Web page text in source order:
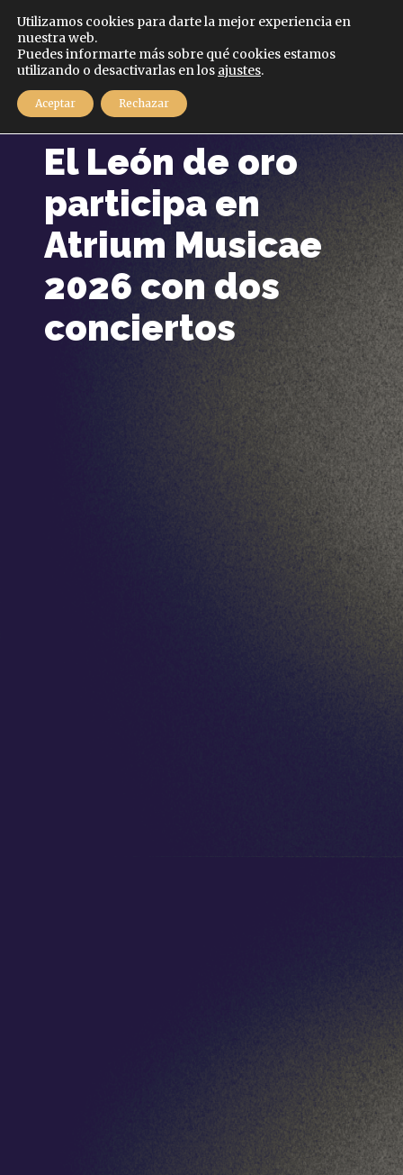
MENÚ
El León de oro
participa en
Atrium Musicae
2026 con dos
conciertos
Español
Utilizamos cookies para darte la mejor experiencia en
nuestra web.
Puedes informarte más sobre qué cookies estamos
utilizando o desactivarlas en los ajustes.
Aceptar Rechazar